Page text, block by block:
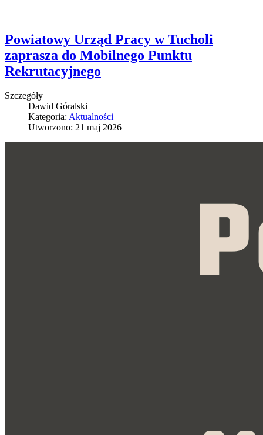
Powiatowy Urząd Pracy w Tucholi
zaprasza do Mobilnego Punktu
Rekrutacyjnego
Szczegóły
Dawid Góralski
Kategoria: Aktualności
Utworzono: 21 maj 2026